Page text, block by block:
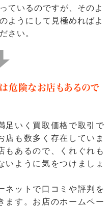
ているのですが、そのよ
ようにして見極めればよ
さい。
危険なお店もあるので
足いく買取価格で取引で
店も数多く存在していま
もあるので、くれぐれも
いように気をつけましょ
ネットで口コミや評判を
ます。お店のホームペー